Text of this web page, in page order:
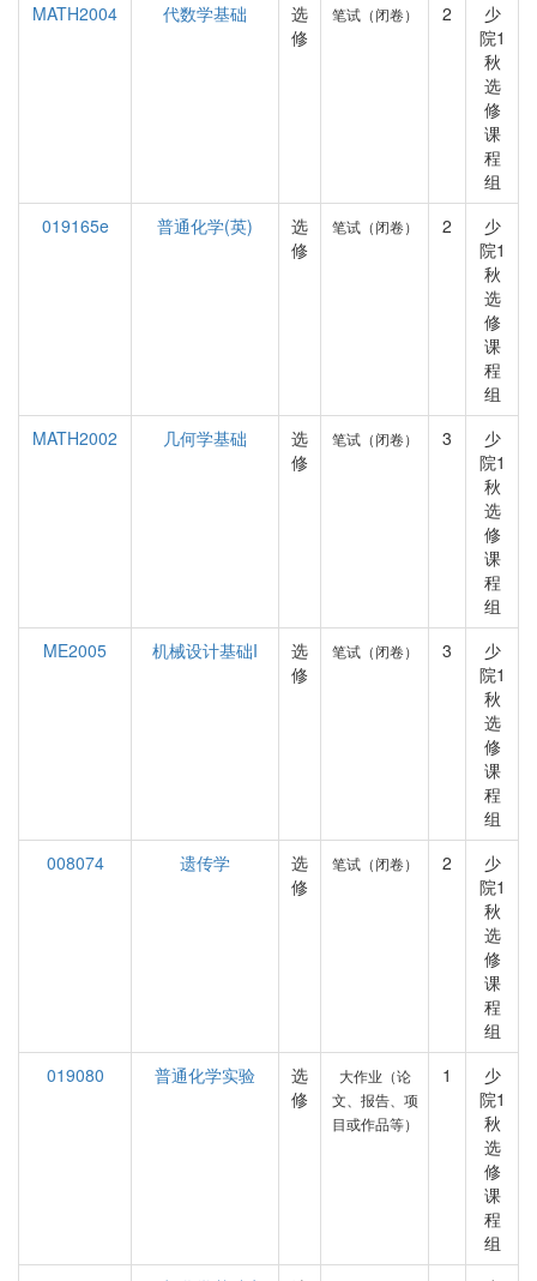
MATH2004
代数学基础
选
修
笔试（闭卷） 2
少
院1
秋
选
修
课
程
组
019165e
普通化学(英)
选
修
笔试（闭卷） 2
少
院1
秋
选
修
课
程
组
MATH2002
几何学基础
选
修
笔试（闭卷） 3
少
院1
秋
选
修
课
程
组
ME2005
机械设计基础I
选
修
笔试（闭卷） 3
少
院1
秋
选
修
课
程
组
008074
遗传学
选
修
笔试（闭卷） 2
少
院1
秋
选
修
课
程
组
019080
普通化学实验
选
修
大作业（论
文、报告、项
目或作品等）
1
少
院1
秋
选
修
课
程
组